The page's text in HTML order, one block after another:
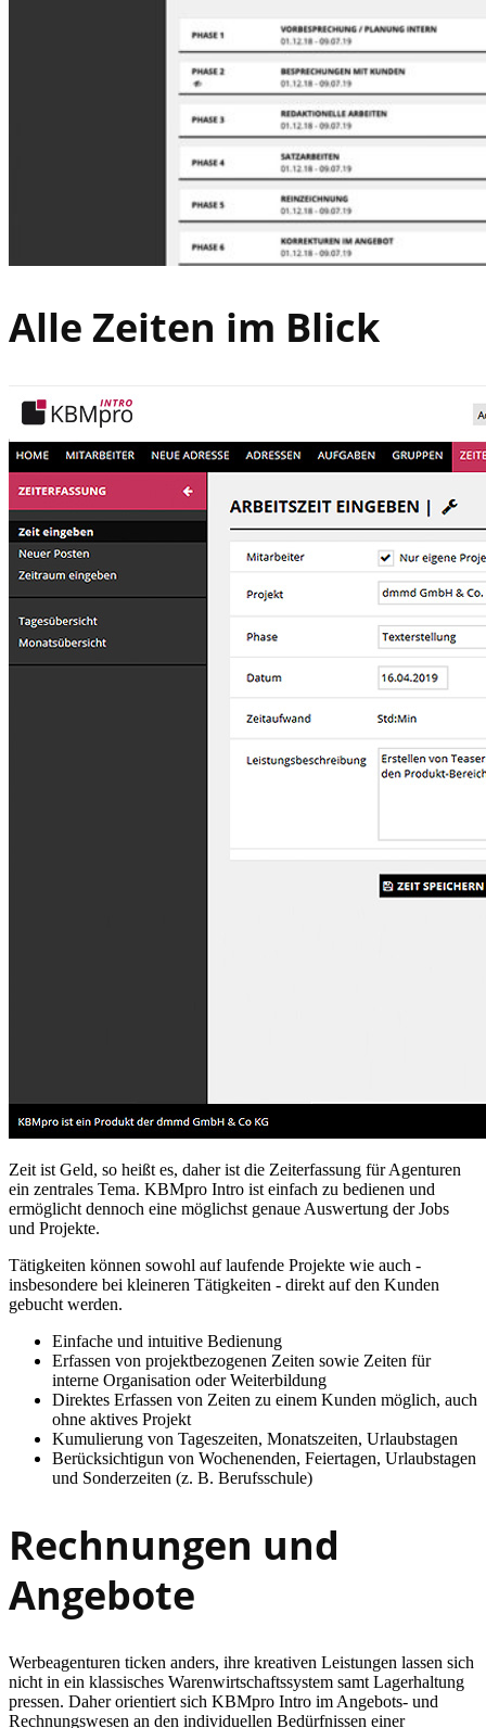
Alle Zeiten im Blick
Zeit ist Geld, so heißt es, daher ist die Zeiterfassung für Agenturen
ein zentrales Tema. KBMpro Intro ist einfach zu bedienen und
ermöglicht dennoch eine möglichst genaue Auswertung der Jobs
und Projekte.
Tätigkeiten können sowohl auf laufende Projekte wie auch -
insbesondere bei kleineren Tätigkeiten - direkt auf den Kunden
gebucht werden.
Einfache und intuitive Bedienung
Erfassen von projektbezogenen Zeiten sowie Zeiten für
interne Organisation oder Weiterbildung
Direktes Erfassen von Zeiten zu einem Kunden möglich, auch
ohne aktives Projekt
Kumulierung von Tageszeiten, Monatszeiten, Urlaubstagen
Berücksichtigun von Wochenenden, Feiertagen, Urlaubstagen
und Sonderzeiten (z. B. Berufsschule)
Rechnungen und
Angebote
Werbeagenturen ticken anders, ihre kreativen Leistungen lassen sich
nicht in ein klassisches Warenwirtschaftssystem samt Lagerhaltung
pressen. Daher orientiert sich KBMpro Intro im Angebots- und
Rechnungswesen an den individuellen Bedürfnissen einer